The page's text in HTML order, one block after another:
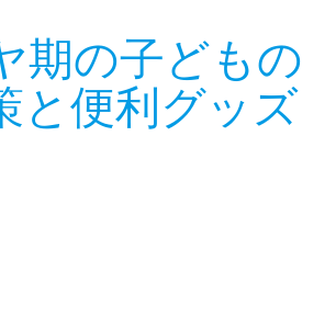
期の子どもの
と便利グッズ